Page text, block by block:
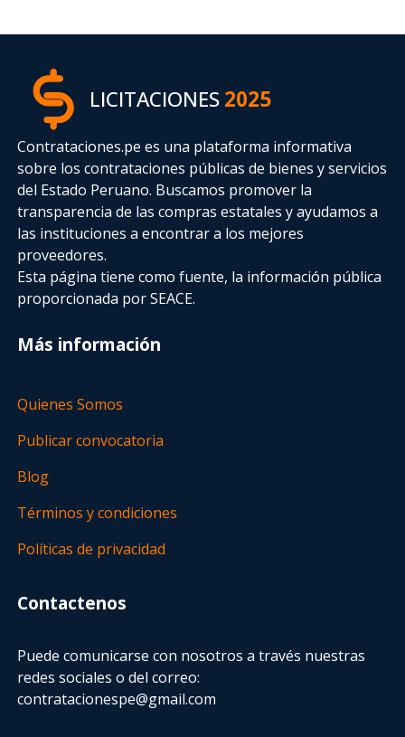
LICITACIONES2025
Contrataciones.pe es una plataforma informativa
sobre los contrataciones públicas de bienes y servicios
del Estado Peruano. Buscamos promover la
transparencia de las compras estatalesy ayudamos a
las instituciones a encontrar a los mejores
proveedores.
Esta página tiene como fuente, la información pública
proporcionada por SEACE.
Más información
Quienes Somos
Publicar convocatoria
Blog
Términos y condiciones
Políticas de privacidad
Contactenos
Puede comunicarse con nosotros a través nuestras
redes sociales o del correo:
contratacionespe@gmail.com